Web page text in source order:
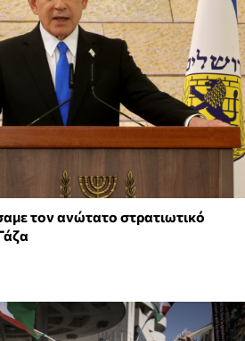
τον ανώτατο στρατιωτικό